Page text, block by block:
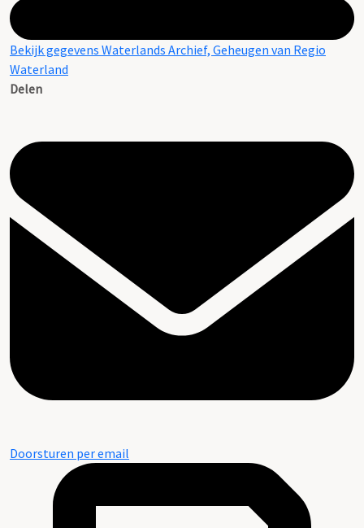
Bekijk gegevens Waterlands Archief, Geheugen van Regio
Waterland
Delen
Doorsturen per email